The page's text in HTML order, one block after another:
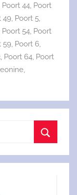
Poort 44, Poort
49, Poort 5,
Poort 54, Poort
59, Poort 6,
, Poort 64, Poort
,